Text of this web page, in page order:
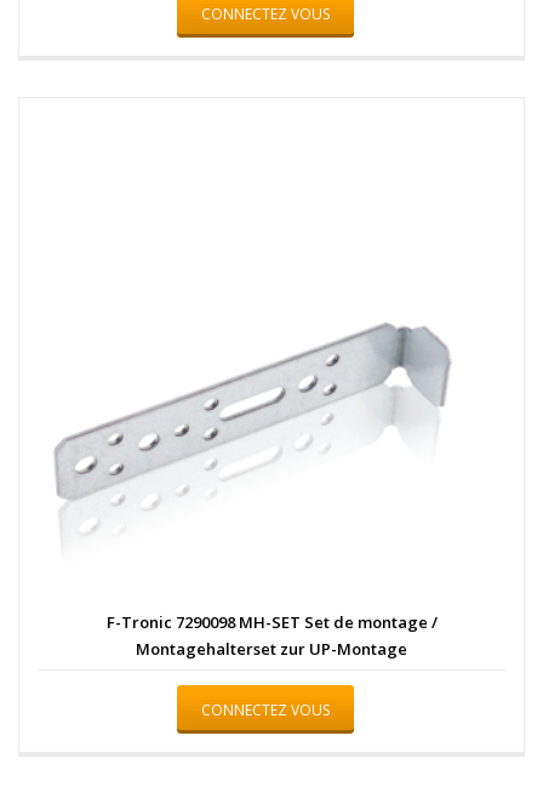
CONNECTEZ VOUS
F-Tronic 7290098 MH-SET Set de montage /
Montagehalterset zur UP-Montage
CONNECTEZ VOUS